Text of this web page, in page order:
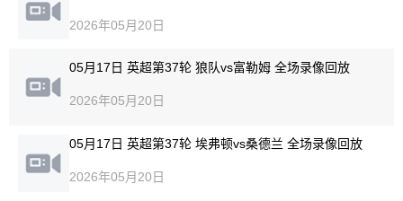
2026年05月20日
05月17日 英超第37轮 狼队vs富勒姆 全场录像回放
2026年05月20日
05月17日 英超第37轮 埃弗顿vs桑德兰 全场录像回放
2026年05月20日